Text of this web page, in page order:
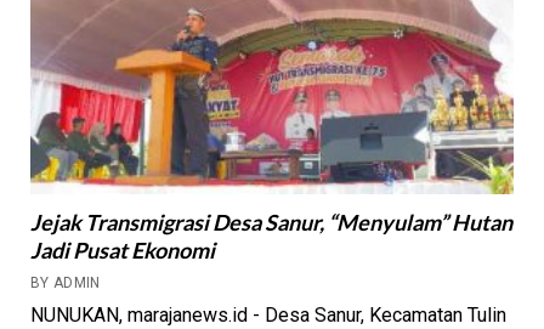
Jejak Transmigrasi Desa Sanur, “Menyulam” Hutan
Jadi Pusat Ekonomi
BY ADMIN
NUNUKAN, marajanews.id - Desa Sanur, Kecamatan Tulin